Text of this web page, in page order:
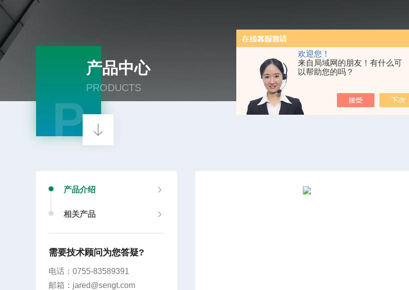
欢迎您！
来自局域网的朋友！有什么可
以帮助您的吗？
产品中心
PRODUCTS
P
当前位置：
产品介绍
相关产品
需要技术顾问为您答疑?
电话：0755-83589391
邮箱：jared@sengt.com